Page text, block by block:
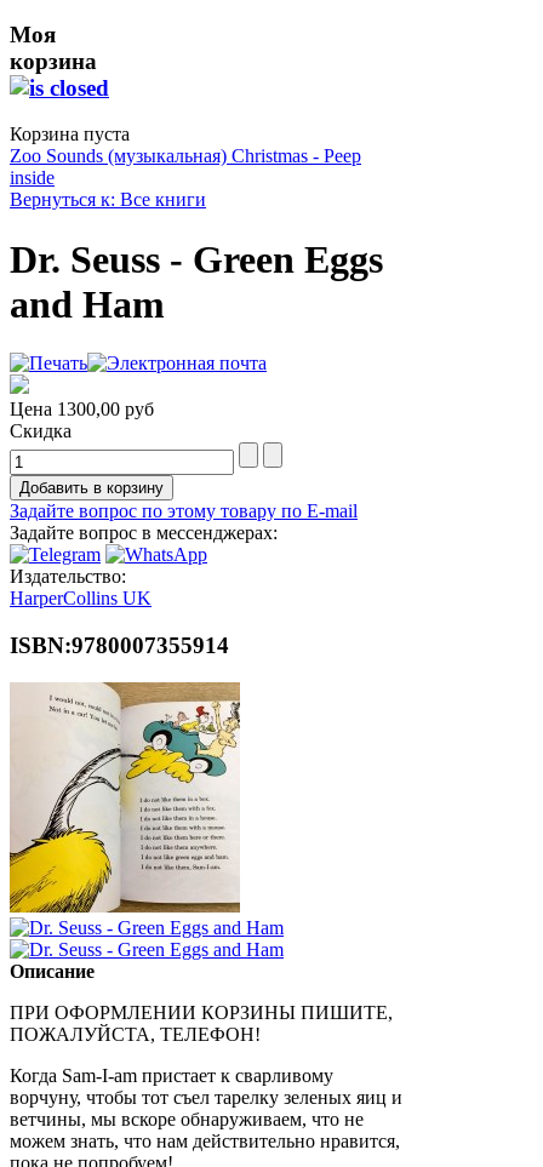
Моя
корзина
Корзина пуста
Zoo Sounds (музыкальная) Christmas - Peep
inside
Вернуться к: Все книги
Dr. Seuss - Green Eggs
and Ham
Цена 1300,00 руб
Скидка
Задайте вопрос по этому товару по E-mail
Задайте вопрос в мессенджерах:
Издательство:
HarperCollins UK
ISBN:9780007355914
Описание
ПРИ ОФОРМЛЕНИИ КОРЗИНЫ ПИШИТЕ,
ПОЖАЛУЙСТА, ТЕЛЕФОН!
Когда Sam-I-am пристает к сварливому
ворчуну, чтобы тот съел тарелку зеленых яиц и
ветчины, мы вскоре обнаруживаем, что не
можем знать, что нам действительно нравится,
пока не попробуем!